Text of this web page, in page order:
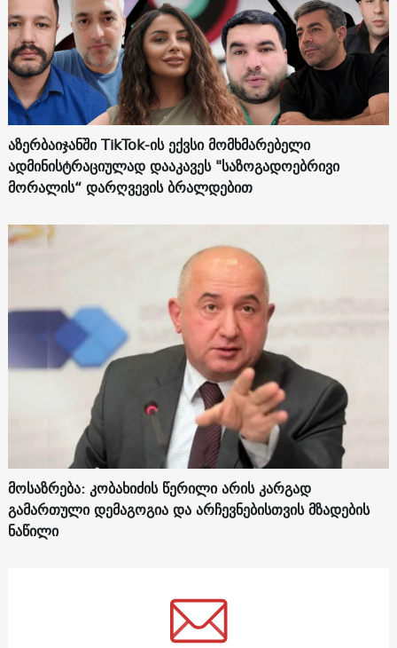
აზერბაიჯანში TikTok-ის ექვსი მომხმარებელი
ადმინისტრაციულად დააკავეს "საზოგადოებრივი
მორალის“ დარღვევის ბრალდებით
მოსაზრება: კობახიძის წერილი არის კარგად
გამართული დემაგოგია და არჩევნებისთვის მზადების
ნაწილი